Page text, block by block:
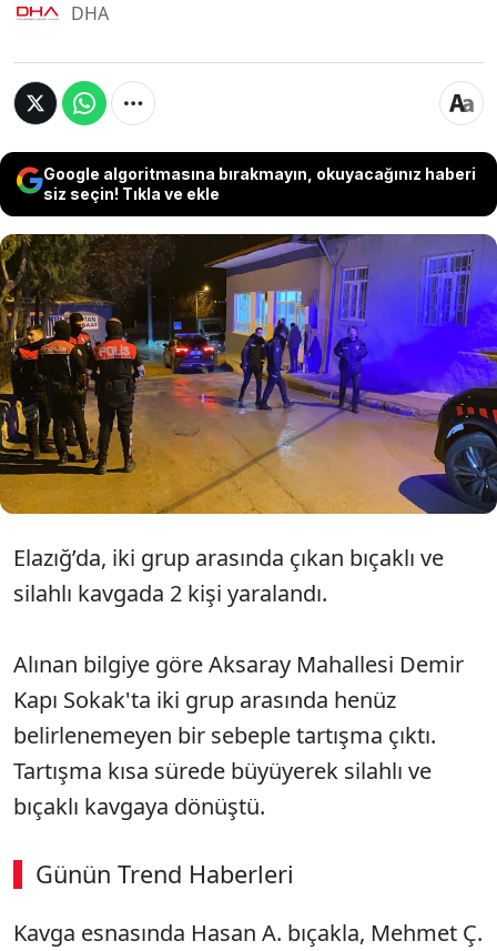
DHA
Google algoritmasına bırakmayın, okuyacağınız haberi
siz seçin! Tıkla ve ekle
Elazığ'da çıkan bıçaklı ve
silahlı kavgada 2 kişi
yaralandı.
Elazığ’da, iki grup arasında çıkan bıçaklı ve
silahlı kavgada 2 kişi yaralandı.
Alınan bilgiye göre Aksaray Mahallesi Demir
Kapı Sokak'ta iki grup arasında henüz
belirlenemeyen bir sebeple tartışma çıktı.
Tartışma kısa sürede büyüyerek silahlı ve
bıçaklı kavgaya dönüştü.
Günün Trend Haberleri
00:02 / 08:15
Sesi Aç
Kavga esnasında Hasan A. bıçakla, Mehmet Ç.